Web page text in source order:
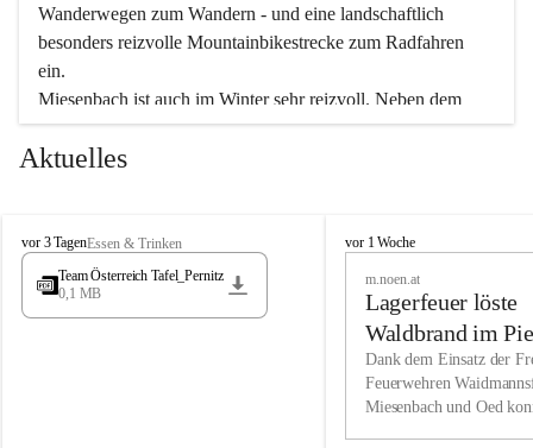
Wanderwegen zum Wandern - und eine landschaftlich
besonders reizvolle Mountainbikestrecke zum Radfahren
ein.
Miesenbach ist auch im Winter sehr reizvoll. Neben dem
Eisstockschießen gibt es auf dem nahe gelegenen Unterberg
wunderschöne Naturschneepisten, die zum Schifahren oder
vielfältige Angebot unserer Kulturvereine.
Überzeugen Sie sich selbst, dass Sie in Miesenbach sowie
in den Beherbergungsbetrieben, Gaststätten und urigen
Wir kennen Miesenbach als lebens- und liebenswerten Ort.
Tradition und Innovation werden ebenso groß geschrieben
Aktuelles
M
i
s
vor 3 TagenEssen & Trinken
Team Österreich Tafel_Pernitz
0,1 MB
M
h
vor 1 Woche
m.noen.at
Lagerfeuer löste
Waldbrand im
aus
Dank dem Einsatz der
Feuerwehren
Miesenbach und Oed